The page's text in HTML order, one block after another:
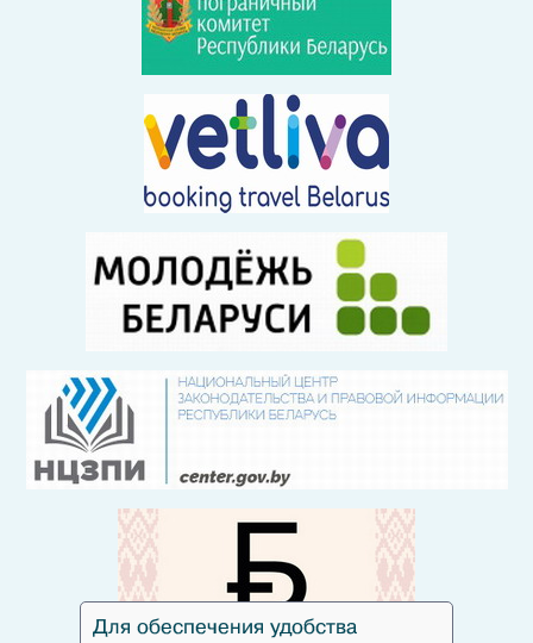
Для обеспечения удобства